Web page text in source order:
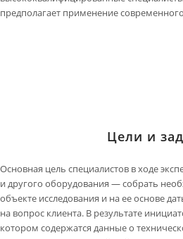
предполагает применение
Цели и
Основная цель специалистов в ходе
и другого оборудования — собрать
объекте исследования и на ее основе
на вопрос клиента. В результате
котором содержатся данные о